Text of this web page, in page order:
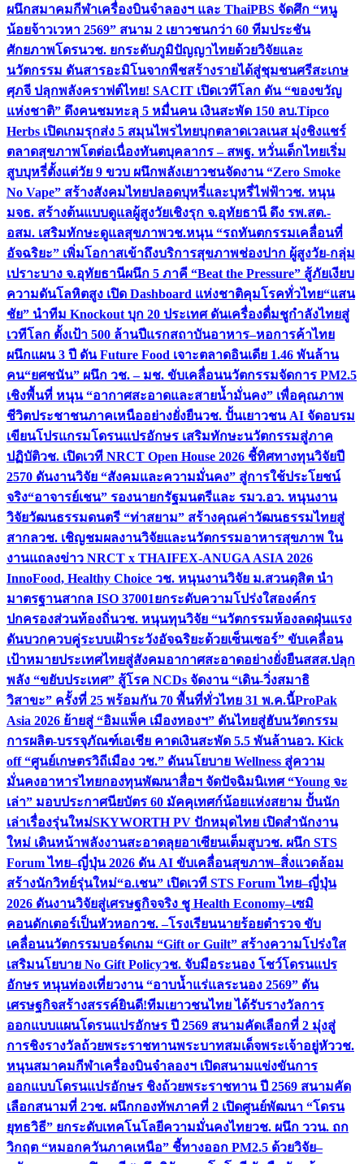
ผนึกสมาคมกีฬาเครื่องบินจำลองฯ และ ThaiPBS จัดศึก “หนู
น้อยจ้าวเวหา 2569” สนาม 2 เยาวชนกว่า 60 ทีมประชัน
ศักยภาพโดรนวช. ยกระดับภูมิปัญญาไทยด้วยวิจัยและ
นวัตกรรม ดันสารอะมิโนจากพืชสร้างรายได้สู่ชุมชนศรีสะเกษ
ศุภจี ปลุกพลังคราฟต์ไทย! SACIT เปิดเวทีโลก ดัน “ของขวัญ
แห่งชาติ” ดึงคนชมทะลุ 5 หมื่นคน เงินสะพัด 150 ลบ.Tipco
Herbs เปิดเกมรุกส่ง 5 สมุนไพรไทยบุกตลาดเวลเนส มุ่งชิงแชร์
ตลาดสุขภาพโตต่อเนื่องทันตบุคลากร – สพฐ. หวั่นเด็กไทยเริ่ม
สูบบุหรี่ตั้งแต่วัย 9 ขวบ ผนึกพลังเยาวชนจัดงาน “Zero Smoke
No Vape” สร้างสังคมไทยปลอดบุหรี่และบุหรี่ไฟฟ้าวช. หนุน
มจธ. สร้างต้นแบบดูแลผู้สูงวัยเชิงรุก จ.อุทัยธานี ดึง รพ.สต.-
อสม. เสริมทักษะดูแลสุขภาพวช.หนุน “รถทันตกรรมเคลื่อนที่
อัจฉริยะ” เพิ่มโอกาสเข้าถึงบริการสุขภาพช่องปาก ผู้สูงวัย-กลุ่ม
เปราะบาง จ.อุทัยธานีผนึก 5 ภาคี “Beat the Pressure” สู้ภัยเงียบ
ความดันโลหิตสูง เปิด Dashboard แห่งชาติคุมโรคทั่วไทย“แสน
ชัย” นำทีม Knockout บุก 20 ประเทศ ดันเครื่องดื่มชูกำลังไทยสู่
เวทีโลก ตั้งเป้า 500 ล้านปีแรกสถาบันอาหาร–หอการค้าไทย
ผนึกแผน 3 ปี ดัน Future Food เจาะตลาดอินเดีย 1.46 พันล้าน
คน“ยศชนัน” ผนึก วช. – มช. ขับเคลื่อนนวัตกรรมจัดการ PM2.5
เชิงพื้นที่ หนุน “อากาศสะอาดและสายน้ำมั่นคง” เพื่อคุณภาพ
ชีวิตประชาชนภาคเหนืออย่างยั่งยืนวช. ปั้นเยาวชน AI จัดอบรม
เขียนโปรแกรมโดรนแปรอักษร เสริมทักษะนวัตกรรมสู่ภาค
ปฏิบัติวช. เปิดเวที NRCT Open House 2026 ชี้ทิศทางทุนวิจัยปี
2570 ดันงานวิจัย “สังคมและความมั่นคง” สู่การใช้ประโยชน์
จริง“อาจารย์เชน” รองนายกรัฐมนตรีและ รมว.อว. หนุนงาน
วิจัยวัฒนธรรมดนตรี “ท่าสยาม” สร้างคุณค่าวัฒนธรรมไทยสู่
สากลวช. เชิญชมผลงานวิจัยและนวัตกรรมอาหารสุขภาพ ใน
งานแถลงข่าว NRCT x THAIFEX-ANUGA ASIA 2026
InnoFood, Healthy Choice วช. หนุนงานวิจัย ม.สวนดุสิต นำ
มาตรฐานสากล ISO 37001ยกระดับความโปร่งใสองค์กร
ปกครองส่วนท้องถิ่นวช. หนุนทุนวิจัย “นวัตกรรมห้องลดฝุ่นแรง
ดันบวกควบคู่ระบบเฝ้าระวังอัจฉริยะด้วยเซ็นเซอร์” ขับเคลื่อน
เป้าหมายประเทศไทยสู่สังคมอากาศสะอาดอย่างยั่งยืนสสส.ปลุก
พลัง “ขยับประเทศ” สู้โรค NCDs จัดงาน “เดิน-วิ่งสมาธิ
วิสาขะ” ครั้งที่ 25 พร้อมกัน 70 พื้นที่ทั่วไทย 31 พ.ค.นี้ProPak
Asia 2026 ย้ายสู่ “อิมแพ็ค เมืองทองฯ” ดันไทยสู่ฮับนวัตกรรม
การผลิต-บรรจุภัณฑ์เอเชีย คาดเงินสะพัด 5.5 พันล้านอว. Kick
off “ศูนย์เกษตรวิถีเมือง วช.” ดันนโยบาย Wellness สู่ความ
มั่นคงอาหารไทยกองทุนพัฒนาสื่อฯ จัดปัจฉิมนิเทศ “Young จะ
เล่า” มอบประกาศนียบัตร 60 มัคคุเทศก์น้อยแห่งสยาม ปั้นนัก
เล่าเรื่องรุ่นใหม่SKYWORTH PV ปักหมุดไทย เปิดสำนักงาน
ใหม่ เดินหน้าพลังงานสะอาดลุยอาเซียนเต็มสูบวช. ผนึก STS
Forum ไทย–ญี่ปุ่น 2026 ดัน AI ขับเคลื่อนสุขภาพ–สิ่งแวดล้อม
สร้างนักวิทย์รุ่นใหม่“อ.เชน” เปิดเวที STS Forum ไทย–ญี่ปุ่น
2026 ดันงานวิจัยสู่เศรษฐกิจจริง ชู Health Economy–เซมิ
คอนดักเตอร์เป็นหัวหอกวช. –โรงเรียนนายร้อยตำรวจ ขับ
เคลื่อนนวัตกรรมบอร์ดเกม “Gift or Guilt” สร้างความโปร่งใส
เสริมนโยบาย No Gift Policyวช. จับมือระนอง โชว์โดรนแปร
อักษร หนุนท่องเที่ยวงาน “อาบน้ำแร่แลระนอง 2569” ดัน
เศรษฐกิจสร้างสรรค์ยินดี!ทีมเยาวชนไทย ได้รับรางวัลการ
ออกแบบแผนโดรนแปรอักษร ปี 2569 สนามคัดเลือกที่ 2 มุ่งสู่
การชิงรางวัลถ้วยพระราชทานพระบาทสมเด็จพระเจ้าอยู่หัววช.
หนุนสมาคมกีฬาเครื่องบินจำลองฯ เปิดสนามแข่งขันการ
ออกแบบโดรนแปรอักษร ชิงถ้วยพระราชทาน ปี 2569 สนามคัด
เลือกสนามที่ 2วช. ผนึกกองทัพภาคที่ 2 เปิดศูนย์พัฒนา “โดรน
ยุทธวิธี” ยกระดับเทคโนโลยีความมั่นคงไทยวช. ผนึก ววน. ถก
วิกฤต “หมอกควันภาคเหนือ” ชี้ทางออก PM2.5 ด้วยวิจัย–